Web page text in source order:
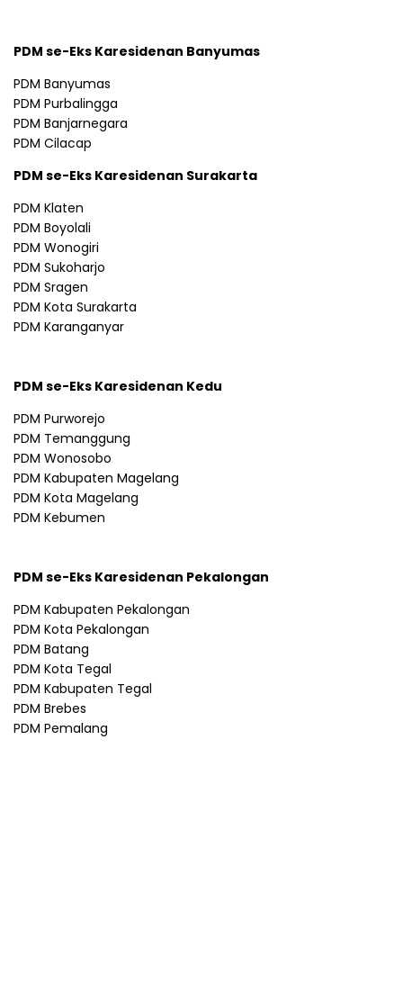
PDM se-Eks Karesidenan Banyumas
PDM Banyumas
PDM Purbalingga
PDM Banjarnegara
PDM Cilacap
PDM se-Eks Karesidenan Surakarta
PDM Klaten
PDM Boyolali
PDM Wonogiri
PDM Sukoharjo
PDM Sragen
PDM Kota Surakarta
PDM Karanganyar
PDM se-Eks Karesidenan Kedu
PDM Purworejo
PDM Temanggung
PDM Wonosobo
PDM Kabupaten Magelang
PDM Kota Magelang
PDM Kebumen
PDM se-Eks Karesidenan Pekalongan
PDM Kabupaten Pekalongan
PDM Kota Pekalongan
PDM Batang
PDM Kota Tegal
PDM Kabupaten Tegal
PDM Brebes
PDM Pemalang